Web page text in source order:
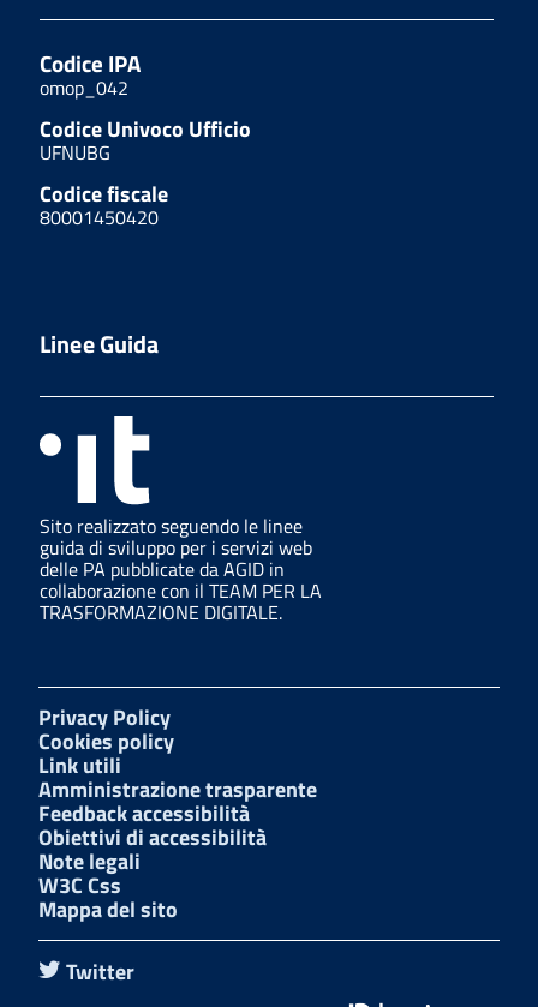
Codice IPA
omop_042
Codice Univoco Ufficio
UFNUBG
Codice fiscale
80001450420
Linee Guida
Sito realizzato seguendo le linee
guida di sviluppo per i servizi web
delle PA pubblicate da AGID in
collaborazione con il TEAM PER LA
TRASFORMAZIONE DIGITALE.
Privacy Policy
Cookies policy
Link utili
Amministrazione trasparente
Feedback accessibilità
Obiettivi di accessibilità
Note legali
W3C Css
Mappa del sito
Twitter